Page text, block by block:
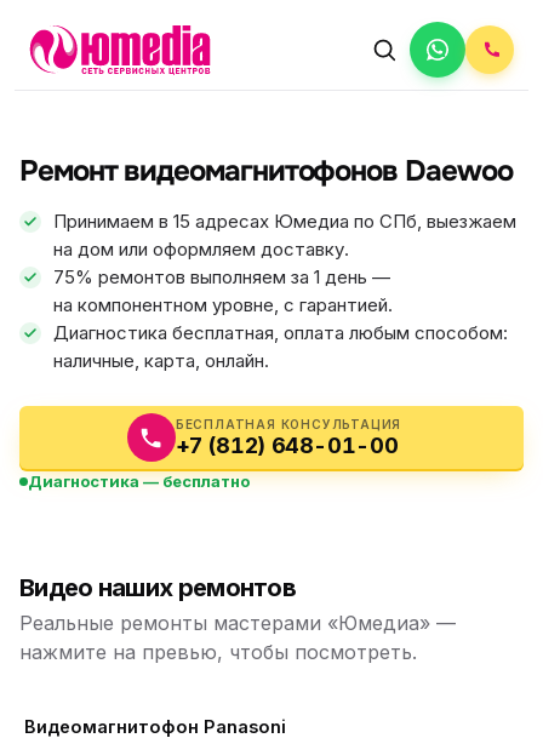
Ремонт видеомагнитофонов Daewoo
Принимаем в 15 адресах Юмедиа по СПб, выезжаем
на дом или оформляем доставку.
75% ремонтов выполняем за 1 день —
на компонентном уровне, с гарантией.
Диагностика бесплатная, оплата любым способом:
наличные, карта, онлайн.
БЕСПЛАТНАЯ КОНСУЛЬТАЦИЯ
+7 (812) 648-01-00
Диагностика — бесплатно
ФИКС ЦЕНА 5.0
АВТОРИЗОВАННЫЙ СЕРВИС
Видео наших ремонтов
Реальные ремонты мастерами «Юмедиа» —
нажмите на превью, чтобы посмотреть.
Видеомагнитофон Panasoni